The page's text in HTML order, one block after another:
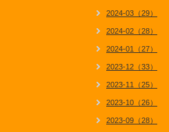
2024-03（29）
2024-02（28）
2024-01（27）
2023-12（33）
2023-11（25）
2023-10（26）
2023-09（28）